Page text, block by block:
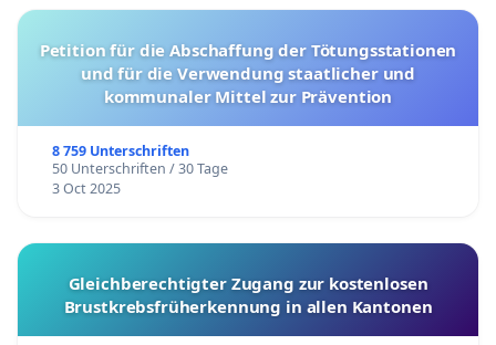
Petition für die Abschaffung der Tötungsstationen
und für die Verwendung staatlicher und
kommunaler Mittel zur Prävention
8 759 Unterschriften
50 Unterschriften / 30 Tage
3 Oct 2025
Gleichberechtigter Zugang zur kostenlosen
Brustkrebsfrüherkennung in allen Kantonen